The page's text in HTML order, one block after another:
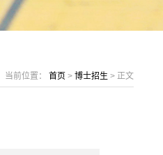
当前位置： 首页 > 博士招生 > 正文